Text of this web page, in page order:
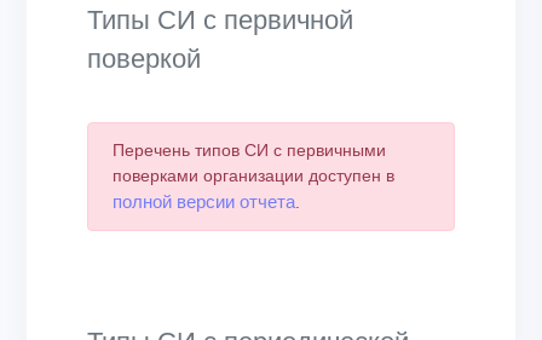
Типы СИ с первичной
поверкой
Перечень типов СИ с первичными
поверками организации доступен в
полной версии отчета.